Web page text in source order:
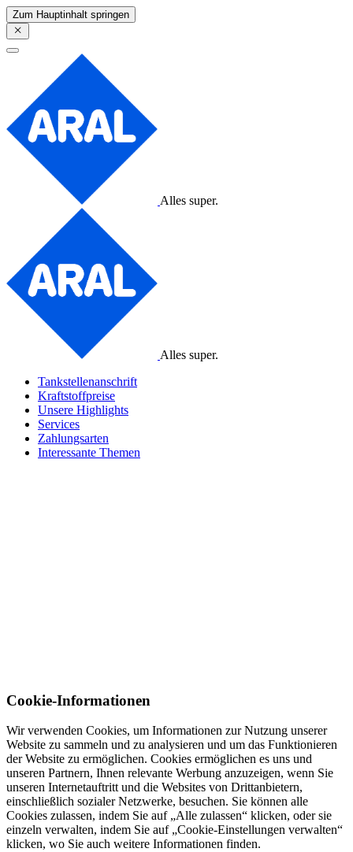
Zum Hauptinhalt springen
Alles super.
Alles super.
Tankstellenanschrift
Kraftstoffpreise
Unsere Highlights
Services
Zahlungsarten
Interessante Themen
Cookie-Informationen
Wir verwenden Cookies, um Informationen zur Nutzung unserer
Website zu sammeln und zu analysieren und um das Funktionieren
der Website zu ermöglichen. Cookies ermöglichen es uns und
unseren Partnern, Ihnen relevante Werbung anzuzeigen, wenn Sie
unseren Internetauftritt und die Websites von Drittanbietern,
einschließlich sozialer Netzwerke, besuchen. Sie können alle
Cookies zulassen, indem Sie auf „Alle zulassen“ klicken, oder sie
einzeln verwalten, indem Sie auf „Cookie-Einstellungen verwalten“
klicken, wo Sie auch weitere Informationen finden.